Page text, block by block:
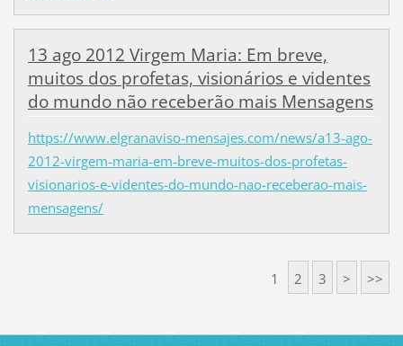
13 ago 2012 Virgem Maria: Em breve,
muitos dos profetas, visionários e videntes
do mundo não receberão mais Mensagens
https://www.elgranaviso-mensajes.com/news/a13-ago-
2012-virgem-maria-em-breve-muitos-dos-profetas-
visionarios-e-videntes-do-mundo-nao-receberao-mais-
mensagens/
1 2 3 > >>